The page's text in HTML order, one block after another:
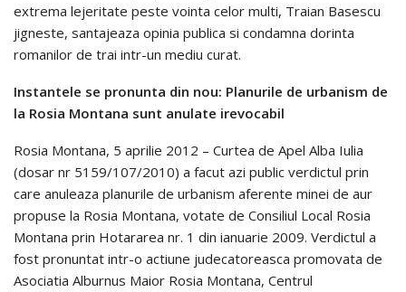
extrema lejeritate peste vointa celor multi, Traian Basescu
jigneste, santajeaza opinia publica si condamna dorinta
romanilor de trai intr-un mediu curat.
Instantele se pronunta din nou: Planurile de urbanism de
la Rosia Montana sunt anulate irevocabil
Rosia Montana, 5 aprilie 2012 – Curtea de Apel Alba Iulia
(dosar nr 5159/107/2010) a facut azi public verdictul prin
care anuleaza planurile de urbanism aferente minei de aur
propuse la Rosia Montana, votate de Consiliul Local Rosia
Montana prin Hotararea nr. 1 din ianuarie 2009. Verdictul a
fost pronuntat intr-o actiune judecatoreasca promovata de
Asociatia Alburnus Maior Rosia Montana, Centrul